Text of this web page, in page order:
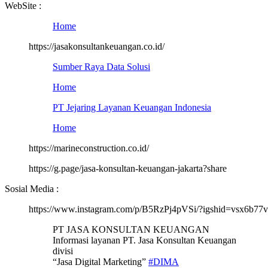
WebSite :
Home
https://jasakonsultankeuangan.co.id/
Sumber Raya Data Solusi
Home
PT Jejaring Layanan Keuangan Indonesia
Home
https://marineconstruction.co.id/
https://g.page/jasa-konsultan-keuangan-jakarta?share
Sosial Media :
https://www.instagram.com/p/B5RzPj4pVSi/
PT JASA KONSULTAN KEUANGAN
Informasi layanan PT. Jasa Konsultan Keuangan
divisi
“Jasa Digital Marketing” #DIMA